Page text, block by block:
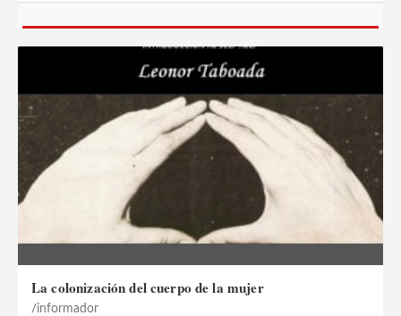
La colonización del cuerpo de la mujer
informador